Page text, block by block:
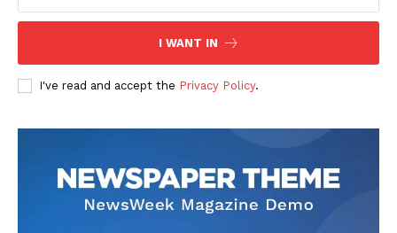
I WANT IN
I've read and accept the Privacy Policy.